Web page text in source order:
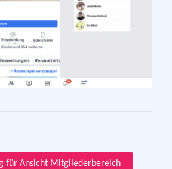
für Ansicht Mitgliederbereich